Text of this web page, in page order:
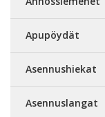
Apupöydät
Asennushiekat
Asennuslangat